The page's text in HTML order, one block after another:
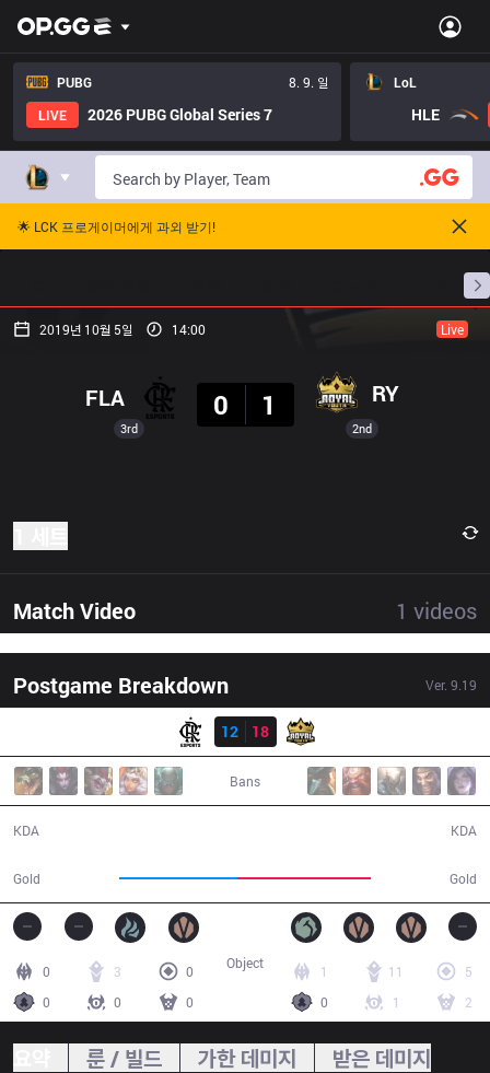
PUBG
8. 9. 일
LIVE
2026 PUBG Global Series 7
LoL
HLE
🌟 LCK 프로게이머에게 과외 받기!
프로빌
2019년 10월 5일 14:00 Live
3rd
FLA
0
1 RY
2nd
Match Video 1 videos
Postgame Breakdown Ver. 9.19
12
18
Bans
KDA
Gold Gold
KDA
0 3
0
0
0 0
1 11
5
0
1 2
Object
룬 / 빌드 가한 데미지 받은 데미지